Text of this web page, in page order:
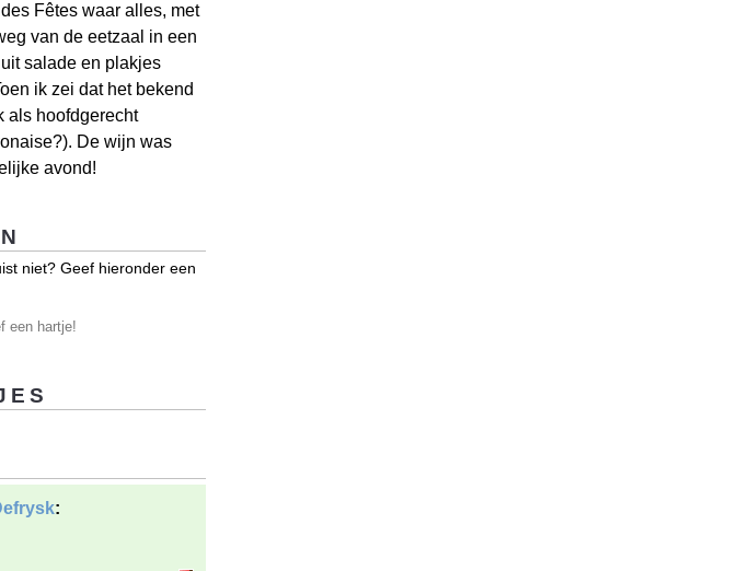
Fêtes waar alles, met
van de eetzaal in een
salade en plakjes
ik zei dat het bekend
als hoofdgerecht
De wijn was
avond!
niet? Geef hieronder een
een hartje!
: